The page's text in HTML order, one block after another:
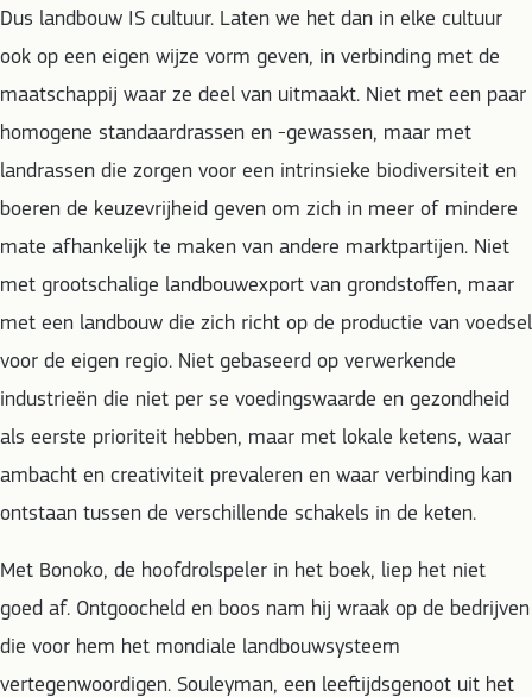
Dus landbouw IS cultuur. Laten we het dan in elke cultuur
ook op een eigen wijze vorm geven, in verbinding met de
maatschappij waar ze deel van uitmaakt. Niet met een paar
homogene standaardrassen en -gewassen, maar met
landrassen die zorgen voor een intrinsieke biodiversiteit en
boeren de keuzevrijheid geven om zich in meer of mindere
mate afhankelijk te maken van andere marktpartijen. Niet
met grootschalige landbouwexport van grondstoffen, maar
met een landbouw die zich richt op de productie van voedsel
voor de eigen regio. Niet gebaseerd op verwerkende
industrieën die niet per se voedingswaarde en gezondheid
als eerste prioriteit hebben, maar met lokale ketens, waar
ambacht en creativiteit prevaleren en waar verbinding kan
ontstaan tussen de verschillende schakels in de keten.
Met Bonoko, de hoofdrolspeler in het boek, liep het niet
goed af. Ontgoocheld en boos nam hij wraak op de bedrijven
die voor hem het mondiale landbouwsysteem
vertegenwoordigen. Souleyman, een leeftijdsgenoot uit het